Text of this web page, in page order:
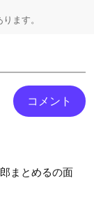
ます。
まとめるの面